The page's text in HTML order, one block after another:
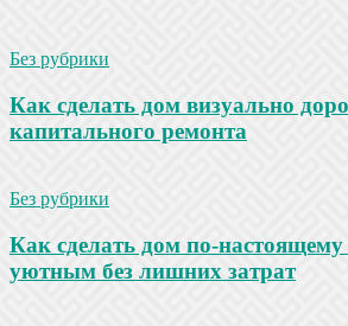
Без рубрики
Как сделать дом визуально
капитального ремонта
Без рубрики
Как сделать дом по-
уютным без лишних затрат